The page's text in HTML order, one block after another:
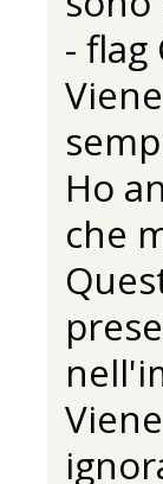
-
Ho
che